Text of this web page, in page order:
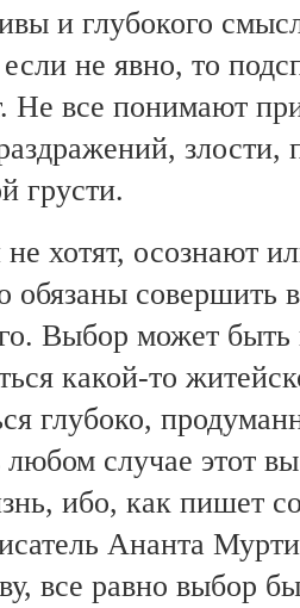
и глубокого
не явно, то
Не все понимают
злости,
грусти.
хотят, осознают
обязаны совершить
Выбор может
какой-то
глубоко,
случае этот
ибо, как пишет
Ананта
все равно выбор